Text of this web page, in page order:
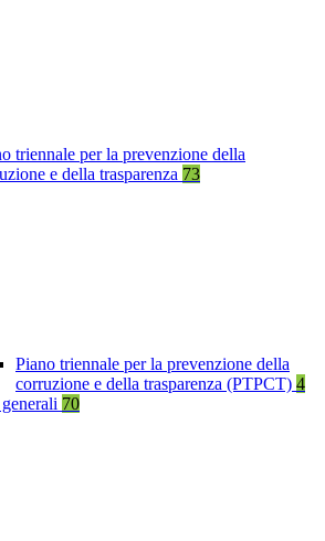
triennale per la prevenzione della
e della trasparenza 73
Piano triennale per la prevenzione della
corruzione e della trasparenza (PTPCT) 4
70